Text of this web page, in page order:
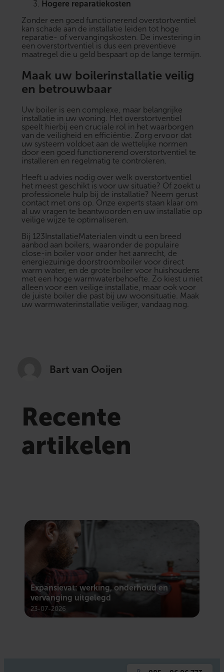
Hogere reparatiekosten
Zonder een goed functionerend overstortventiel
kan schade aan de installatie leiden tot hoge
reparatie- of vervangingskosten. De investering in
een overstortventiel is dus een preventieve
maatregel die u geld bespaart op de lange termijn.
Maak uw boilerinstallatie veilig
en betrouwbaar
Uw boiler is een complexe, maar belangrijke
installatie in uw woning. Het overstortventiel
speelt hierbij een cruciale rol in het waarborgen
van de veiligheid en efficiëntie. Zorg ervoor dat
uw systeem voldoet aan de wettelijke normen
door een goed functionerend overstortventiel te
installeren en regelmatig te controleren.
Heeft u advies nodig over welk overstortventiel
het meest geschikt is voor uw situatie? Of zoekt u
professionele hulp bij de installatie? Neem gerust
contact met ons op. Onze experts staan klaar om
al uw vragen te beantwoorden en uw installatie op
veilige wijze te optimaliseren.
Bij 123InstallatieMaterialen vindt u een breed
aanbod aan boilers, waaronder de populaire
close-in boiler voor onder het aanrecht, de
energiezuinige doorstroomboiler voor direct
warm water, en de grote boiler voor huishoudens
met een hoge warmwaterbehoefte. Zo kiest u niet
alleen voor een veilige installatie, maar ook voor
de juiste boiler die past bij uw woonsituatie. Maak
uw warmwaterinstallatie veiliger, vandaag nog.
Bart van Ooijen
Recente
artikelen
Expansievat: werking, onderhoud en
vervanging uitgelegd
23-07-2026